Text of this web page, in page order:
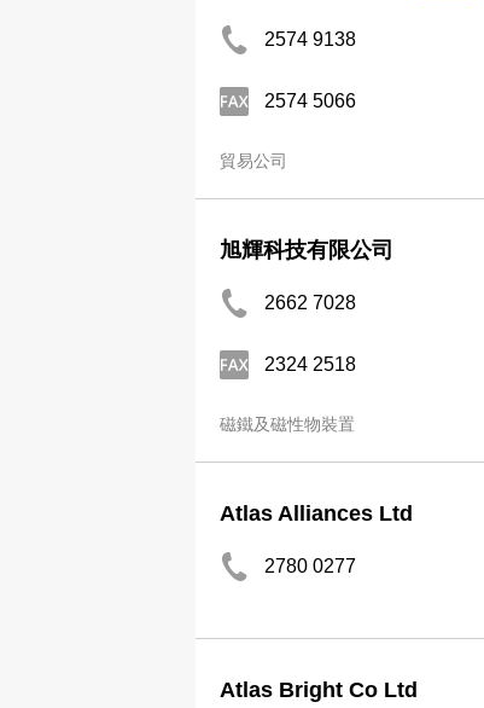
2574 9138
2574 5066
貿易公司
旭輝科技有限公司
2662 7028
2324 2518
磁鐵及磁性物裝置
Atlas Alliances Ltd
2780 0277
Atlas Bright Co Ltd